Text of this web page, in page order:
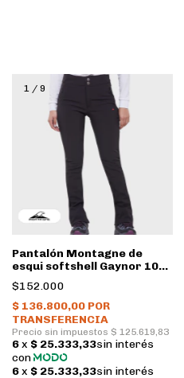
1 / 9
Pantalón Montagne de
esqui softshell Gaynor 10K
Mujer • Negro
$152.000